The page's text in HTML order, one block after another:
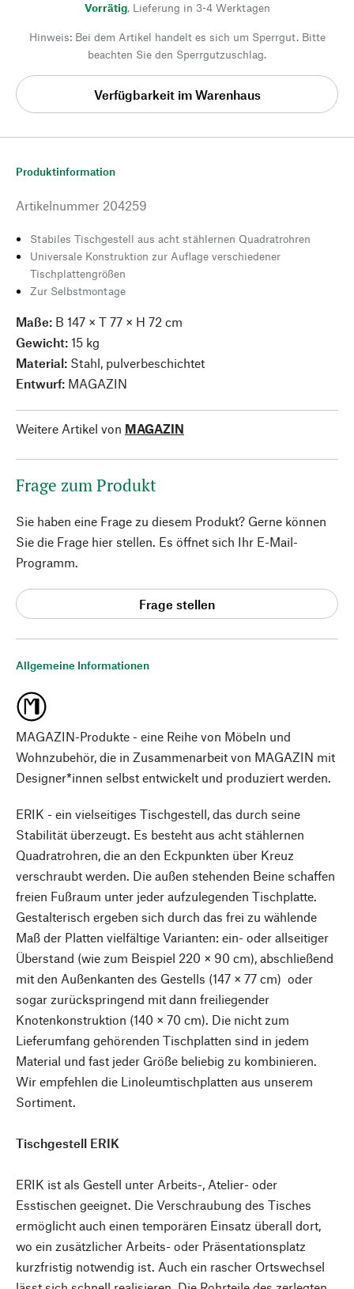
Vorrätig, Lieferung in 3-4 Werktagen
Hinweis: Bei dem Artikel handelt es sich um Sperrgut. Bitte
beachten Sie den Sperrgutzuschlag.
Verfügbarkeit im Warenhaus
Allgemeine Informationen
MAGAZIN-Produkte - eine Reihe von Möbeln und
Wohnzubehör, die in Zusammenarbeit von MAGAZIN mit
Designer*innen selbst entwickelt und produziert werden.
ERIK - ein vielseitiges Tischgestell, das durch seine
Stabilität überzeugt. Es besteht aus acht stählernen
Quadratrohren, die an den Eckpunkten über Kreuz
verschraubt werden. Die außen stehenden Beine schaffen
freien Fußraum unter jeder aufzulegenden Tischplatte.
Gestalterisch ergeben sich durch das frei zu wählende
Maß der Platten vielfältige Varianten: ein- oder allseitiger
Überstand (wie zum Beispiel 220 × 90 cm), abschließend
mit den Außenkanten des Gestells (147 × 77 cm) oder
sogar zurückspringend mit dann freiliegender
Knotenkonstruktion (140 × 70 cm). Die nicht zum
Lieferumfang gehörenden Tischplatten sind in jedem
Material und fast jeder Größe beliebig zu kombinieren.
Wir empfehlen die Linoleumtischplatten aus unserem
Sortiment.
Tischgestell ERIK
ERIK ist als Gestell unter Arbeits-, Atelier- oder
Esstischen geeignet. Die Verschraubung des Tisches
ermöglicht auch einen temporären Einsatz überall dort,
wo ein zusätzlicher Arbeits- oder Präsentationsplatz
kurzfristig notwendig ist. Auch ein rascher Ortswechsel
Produktinformation
Artikelnummer 204259
Stabiles Tischgestell aus acht stählernen Quadratrohren
Universale Konstruktion zur Auflage verschiedener
Tischplattengrößen
Zur Selbstmontage
Maße: B 147 × T 77 × H 72 cm
Gewicht: 15 kg
Material: Stahl, pulverbeschichtet
Entwurf: MAGAZIN
Weitere Artikel von MAGAZIN
Frage zum Produkt
Sie haben eine Frage zu diesem Produkt? Gerne können
Sie die Frage hier stellen. Es öffnet sich Ihr E-Mail-
Programm.
Frage stellen